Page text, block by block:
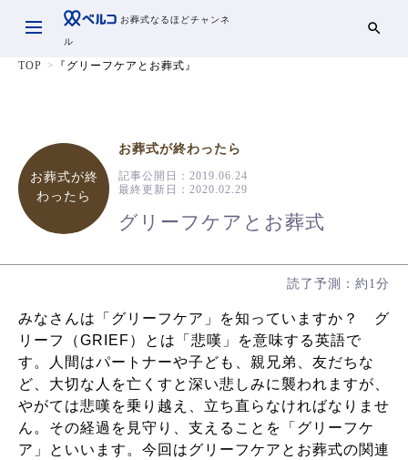
お葬式なるほどチャンネ
ル
TOP 『グリーフケアとお葬式』
お葬式が終
わったら
お葬式が終わったら
記事公開日： 2019.06.24
最終更新日： 2020.02.29
グリーフケアとお葬式
読了予測：約1分
みなさんは「グリーフケア」を知っていますか？ グ
リーフ（GRIEF）とは「悲嘆」を意味する英語で
す。人間はパートナーや子ども、親兄弟、友だちな
ど、大切な人を亡くすと深い悲しみに襲われますが、
やがては悲嘆を乗り越え、立ち直らなければなりませ
ん。その経過を見守り、支えることを「グリーフケ
ア」といいます。今回はグリーフケアとお葬式の関連